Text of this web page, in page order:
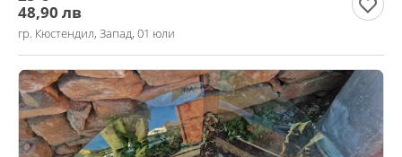
48,90 лв
гр. Кюстендил, Запад, 01 юли